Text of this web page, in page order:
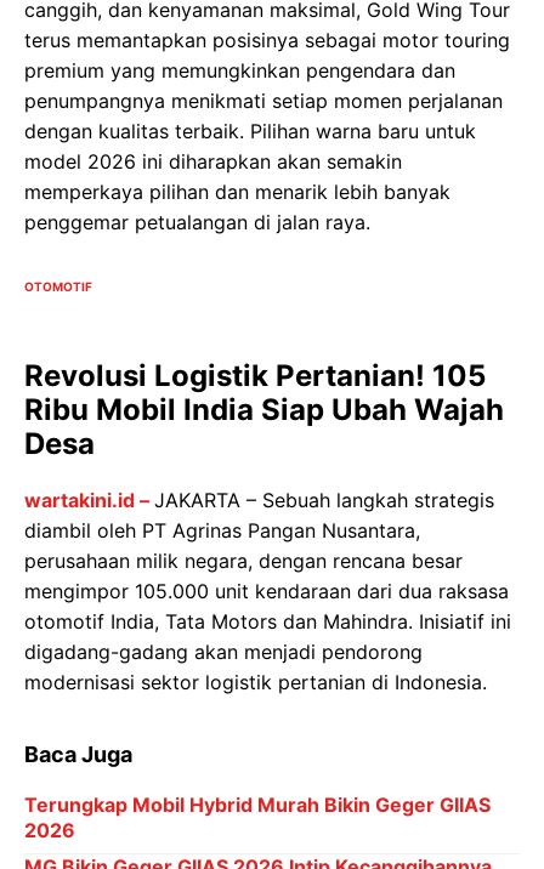
canggih, dan kenyamanan maksimal, Gold Wing Tour
terus memantapkan posisinya sebagai motor touring
premium yang memungkinkan pengendara dan
penumpangnya menikmati setiap momen perjalanan
dengan kualitas terbaik. Pilihan warna baru untuk
model 2026 ini diharapkan akan semakin
memperkaya pilihan dan menarik lebih banyak
penggemar petualangan di jalan raya.
OTOMOTIF
Revolusi Logistik Pertanian! 105
Ribu Mobil India Siap Ubah Wajah
Desa
wartakini.id – JAKARTA – Sebuah langkah strategis
diambil oleh PT Agrinas Pangan Nusantara,
perusahaan milik negara, dengan rencana besar
mengimpor 105.000 unit kendaraan dari dua raksasa
otomotif India, Tata Motors dan Mahindra. Inisiatif ini
digadang-gadang akan menjadi pendorong
modernisasi sektor logistik pertanian di Indonesia.
Baca Juga
Terungkap Mobil Hybrid Murah Bikin Geger GIIAS
2026